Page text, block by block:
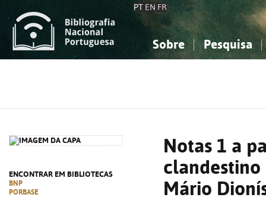
PT EN FR
Sobre Pesquisa
ENCONTRAR EM BIBLIOTECAS
BNP
PORBASE
Notas 1 a
clandestino
Mário